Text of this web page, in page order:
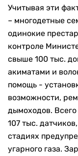
Учитывая эти
– многодетные
одинокие
контроле
свыше 100 тыс.
акиматами и
помощь -
возможности,
дымоходов.
107 тыс.
стадиях
угарного газа.